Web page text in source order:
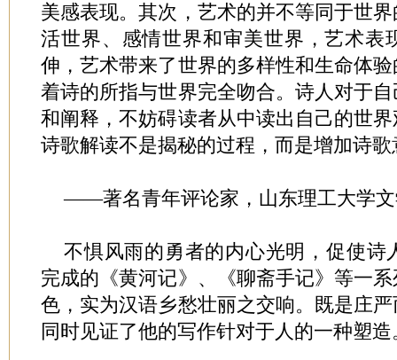
美感表现。其次，艺术的并不等同于世
活世界、感情世界和审美世界，艺术表
伸，艺术带来了世界的多样性和生命体
着诗的所指与世界完全吻合。诗人对于
和阐释，不妨碍读者从中读出自己的世
诗歌解读不是揭秘的过程，而是增加诗
——著名青年评论家，山东理工大学
不惧风雨的勇者的内心光明，促使诗
完成的《黄河记》、《聊斋手记》等一
色，实为汉语乡愁壮丽之交响。既是庄
同时见证了他的写作针对于人的一种塑造